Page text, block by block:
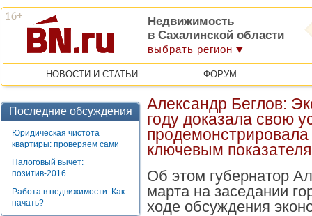
Недвижимость
в Сахалинской области
выбрать регион
НОВОСТИ И СТАТЬИ ФОРУМ
Последние обсуждения
Юридическая чистота
квартиры: проверяем сами
Налоговый вычет:
позитив-2016
Работа в недвижимости. Как
начать?
Александр Беглов:
году доказала свою
ключевым
Об этом губернатор
марта на заседании
ходе обсуждения